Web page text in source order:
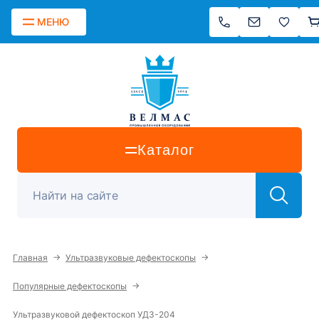
МЕНЮ
Каталог
Главная → Ультразвуковые дефектоскопы →
Популярные дефектоскопы →
Ультразвуковой дефектоскоп УД3-204